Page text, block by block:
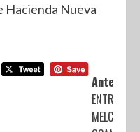
Hacienda Nueva
Anterior:
ENTREGA
MELCHOR